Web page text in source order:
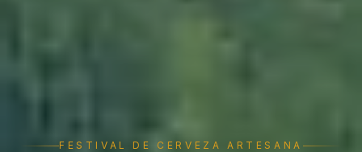
FESTIVAL DE CERVEZA ARTESANA